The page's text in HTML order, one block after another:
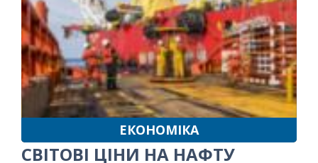
ЕКОНОМІКА
СВІТОВІ ЦІНИ НА НАФТУ